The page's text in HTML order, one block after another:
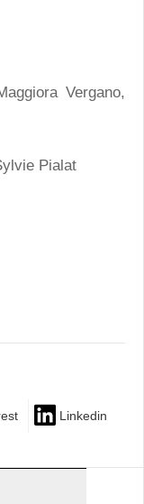
Vergano,
Pialat
Linkedin